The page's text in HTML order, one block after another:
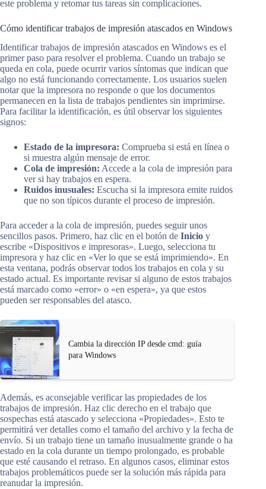
este problema y retomar tus tareas sin complicaciones.
Cómo identificar trabajos de impresión atascados en Windows
Identificar trabajos de impresión atascados en Windows es el
primer paso para resolver el problema. Cuando un trabajo se
queda en cola, puede ocurrir varios síntomas que indican que
algo no está funcionando correctamente. Los usuarios suelen
notar que la impresora no responde o que los documentos
permanecen en la lista de trabajos pendientes sin imprimirse.
Para facilitar la identificación, es útil observar los siguientes
signos:
Estado de la impresora: Comprueba si está en línea o
si muestra algún mensaje de error.
Cola de impresión: Accede a la cola de impresión para
ver si hay trabajos en espera.
Ruidos inusuales: Escucha si la impresora emite ruidos
que no son típicos durante el proceso de impresión.
Para acceder a la cola de impresión, puedes seguir unos
sencillos pasos. Primero, haz clic en el botón de Inicio y
escribe «Dispositivos e impresoras». Luego, selecciona tu
impresora y haz clic en «Ver lo que se está imprimiendo». En
esta ventana, podrás observar todos los trabajos en cola y su
estado actual. Es importante revisar si alguno de estos trabajos
está marcado como «error» o «en espera», ya que estos
pueden ser responsables del atasco.
Cambia la dirección IP desde cmd: guía
para Windows
Además, es aconsejable verificar las propiedades de los
trabajos de impresión. Haz clic derecho en el trabajo que
sospechas está atascado y selecciona «Propiedades». Esto te
permitirá ver detalles como el tamaño del archivo y la fecha de
envío. Si un trabajo tiene un tamaño inusualmente grande o ha
estado en la cola durante un tiempo prolongado, es probable
que esté causando el retraso. En algunos casos, eliminar estos
trabajos problemáticos puede ser la solución más rápida para
reanudar la impresión.